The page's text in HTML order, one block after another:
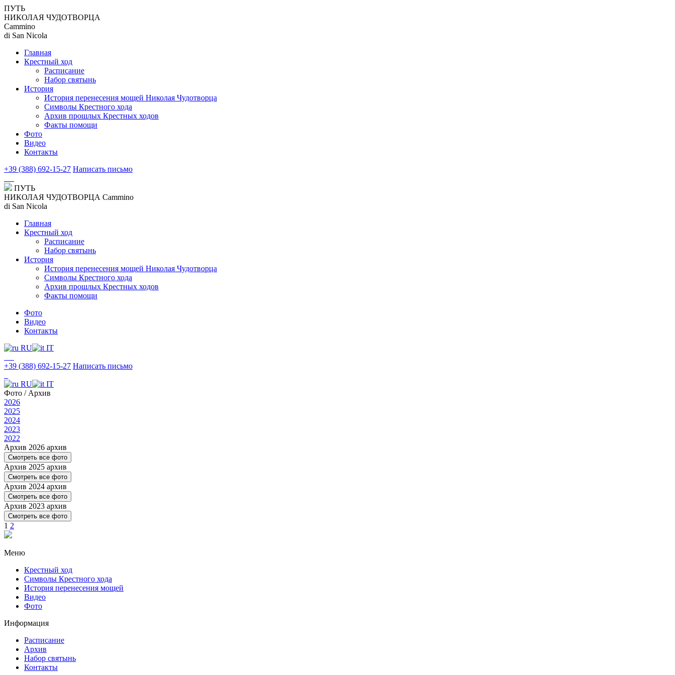
ПУТЬ
НИКОЛАЯ ЧУДОТВОРЦА
Cammino
di San Nicola
Главная
Крестный ход
Расписание
Набор святынь
История
История перенесения мощей Николая Чудотворца
Символы Крестного хода
Архив прошлых Крестных ходов
Факты помощи
Фото
Видео
Контакты
+39 (388) 692-15-27 Написать письмо
ПУТЬ
НИКОЛАЯ ЧУДОТВОРЦА Cammino
di San Nicola
Главная
Крестный ход
Расписание
Набор святынь
История
История перенесения мощей Николая Чудотворца
Символы Крестного хода
Архив прошлых Крестных ходов
Факты помощи
Фото
Видео
Контакты
RU
IT
+39 (388) 692-15-27 Написать письмо
RU
IT
Фото / Архив
2026
2025
2024
2023
2022
Архив 2026 архив
Смотреть все фото
Архив 2025 архив
Смотреть все фото
Архив 2024 архив
Смотреть все фото
Архив 2023 архив
Смотреть все фото
1 2
Меню
Крестный ход
Символы Крестного хода
История перенесения мощей
Видео
Фото
Информация
Расписание
Архив
Набор святынь
Контакты